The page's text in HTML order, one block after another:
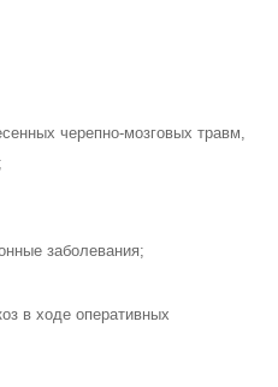
черепно-мозговых травм,
заболевания;
в ходе оперативных